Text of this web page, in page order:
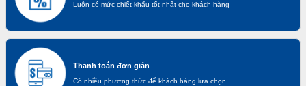
Luôn có mức chiết khấu tốt nhất cho khách hàng
Thanh toán đơn giản
Có nhiều phương thức để khách hàng lựa chọn